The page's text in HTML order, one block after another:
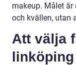
makeup. Målet
och kvällen, utan
Att välja